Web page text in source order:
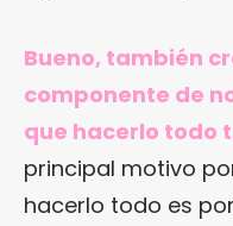
Bueno, también
componente de
que hacerlo todo
principal motivo
hacerlo todo es